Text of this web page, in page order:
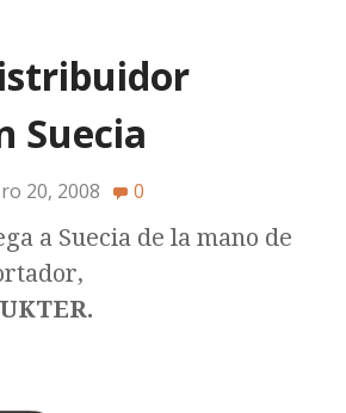
Suecia
20, 2008 0
a Suecia de la mano de